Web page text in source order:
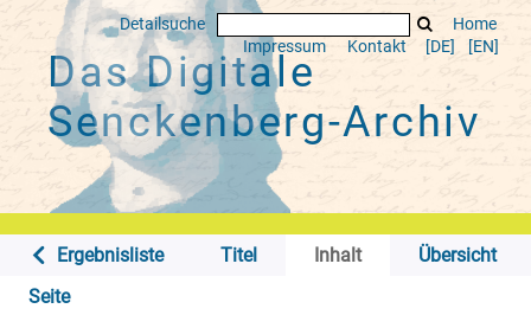
Detailsuche
Home
Impressum
Kontakt [DE] [EN]
Das Digitale
Senckenberg-Archiv
Ergebnisliste Titel Inhalt
Übersicht
Seite